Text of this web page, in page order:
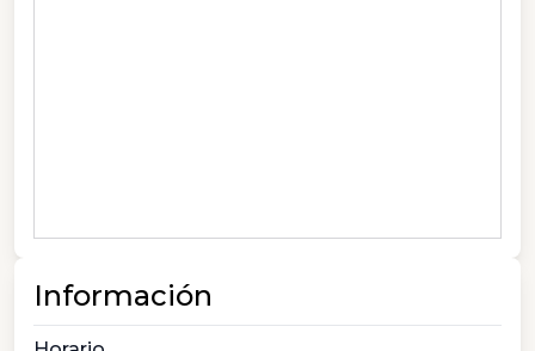
Información